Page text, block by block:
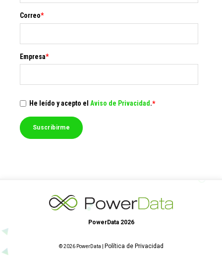
Correo*
Empresa*
He leído y acepto el Aviso de Privacidad.*
PowerData 2026
© 2026 PowerData | Política de Privacidad